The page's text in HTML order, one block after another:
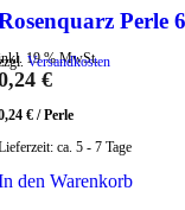
Perle
19 % MwSt.
Versandkosten
€
€ /Perle
ca. 5 - 7 Tage
den Warenkorb